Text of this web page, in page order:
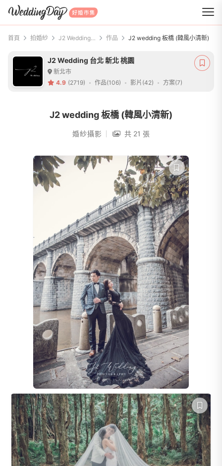
WeddingDay 好婚市集
首頁 拍婚紗 J2 Wedding 台北 新北 桃園 作品 J2 wedding 板橋 (韓風小清新)
J2 Wedding 台北 新北 桃園
新北市
4.9 (2719) 作品(106) 影片(42) 方案(7)
J2 wedding 板橋 (韓風小清新)
婚紗攝影 共 21 張